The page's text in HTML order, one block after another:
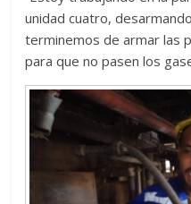
unidad cuatro,
terminemos de armar las
para que no pasen los